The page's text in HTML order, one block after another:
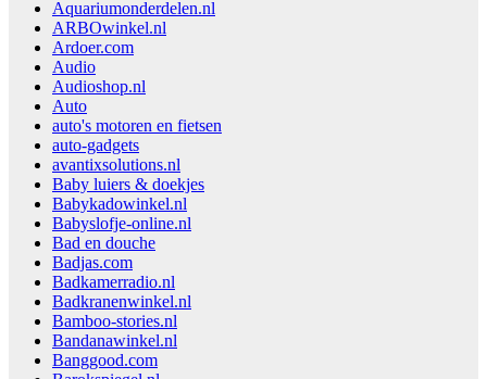
Aquariumonderdelen.nl
ARBOwinkel.nl
Ardoer.com
Audio
Audioshop.nl
Auto
auto's motoren en fietsen
auto-gadgets
avantixsolutions.nl
Baby luiers & doekjes
Babykadowinkel.nl
Babyslofje-online.nl
Bad en douche
Badjas.com
Badkamerradio.nl
Badkranenwinkel.nl
Bamboo-stories.nl
Bandanawinkel.nl
Banggood.com